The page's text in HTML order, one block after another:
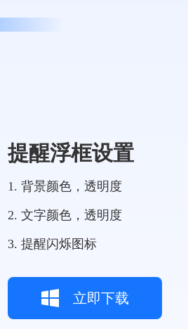
提醒浮框设置
1. 背景颜色，透明度
2. 文字颜色，透明度
3. 提醒闪烁图标
立即下载